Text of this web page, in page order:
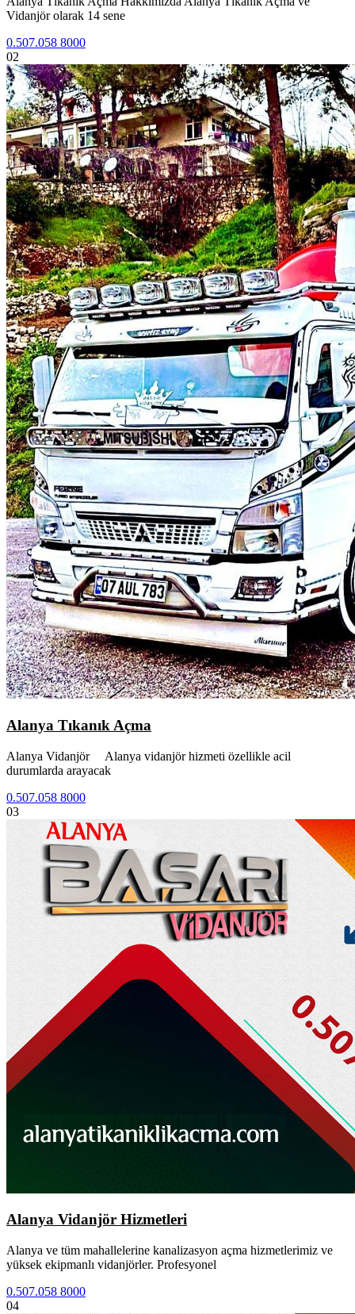
Vidanjör olarak 14 sene
0.507.058 8000
02
Alanya Tıkanık Açma
Alanya Vidanjör Alanya vidanjör hizmeti özellikle acil
durumlarda arayacak
0.507.058 8000
03
Alanya Vidanjör Hizmetleri
Alanya ve tüm mahallelerine kanalizasyon açma hizmetlerimiz ve
yüksek ekipmanlı vidanjörler. Profesyonel
0.507.058 8000
04